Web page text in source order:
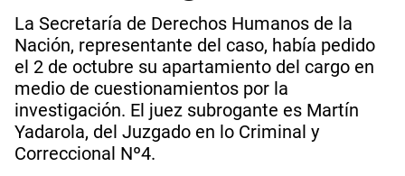
La Secretaría de Derechos Humanos de la
Nación, representante del caso, había pedido
el 2 de octubre su apartamiento del cargo en
medio de cuestionamientos por la
investigación. El juez subrogante es Martín
Yadarola, del Juzgado en lo Criminal y
Correccional Nº4.